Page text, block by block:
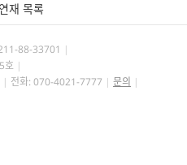
재 목록
88-33701
호
전화: 070-4021-7777
문의